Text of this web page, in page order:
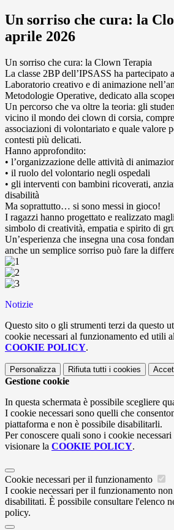
Un sorriso che cura: la
aprile 2026
Un sorriso che cura: la Clown Terapia
La classe 2BP dell’IPSASS ha partecipato
Laboratorio creativo e di animazione
Metodologie Operative, dedicato alla
Un percorso che va oltre la teoria: gli
vicino il mondo dei clown di corsia,
associazioni di volontariato e quale valore
contesti più delicati.
Hanno approfondito:
• l’organizzazione delle attività di
• il ruolo del volontario negli ospedali
• gli interventi con bambini ricoverati,
disabilità
Ma soprattutto… si sono messi in gioco!
I ragazzi hanno progettato e realizzato
simbolo di creatività, empatia e spirito di
Un’esperienza che insegna una cosa
anche un semplice sorriso può fare la
Notizie
Questo sito o gli strumenti terzi da questo
cookie necessari al funzionamento ed utili
COOKIE POLICY.
Personalizza Rifiuta tutti i cookies
Gestione cookie
In questa schermata è possibile scegliere
I cookie necessari sono quelli che
piattaforma e non è possibile disabilitarli.
Per conoscere quali sono i cookie
visionare la COOKIE POLICY.
Cookie necessari per il funzionamento
I cookie necessari per il funzionamento non
disabilitati. È possibile consultare l'elenco
policy.